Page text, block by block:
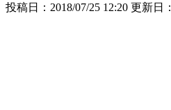
投稿日：2018/07/25 12:20 更新日：